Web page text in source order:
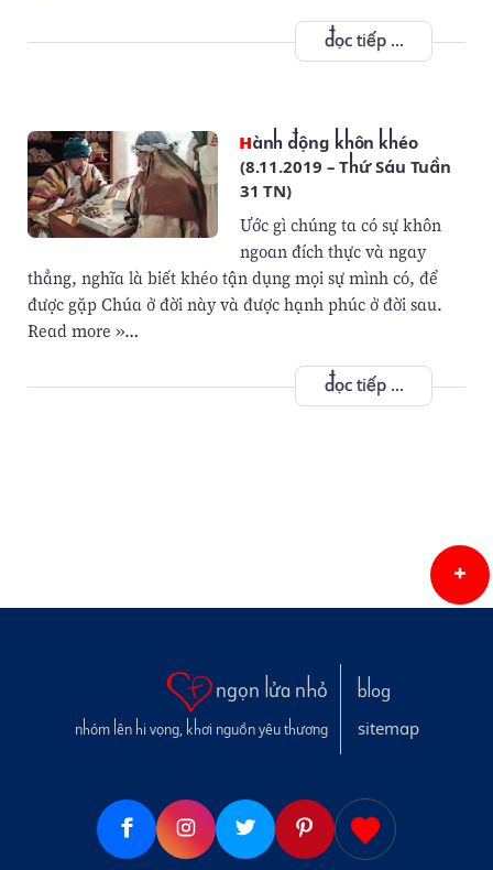
đọc tiếp ...
Hành động khôn khéo
(8.11.2019 – Thứ Sáu Tuần
31 TN)
Ước gì chúng ta có sự khôn
ngoan đích thực và ngay
thẳng, nghĩa là biết khéo tận dụng mọi sự mình có, để
được gặp Chúa ở đời này và được hạnh phúc ở đời sau.
Read more »…
đọc tiếp ...
ngọn lửa nhỏ
nhóm lên hi vọng, khơi nguồn yêu thương
blog
sitemap